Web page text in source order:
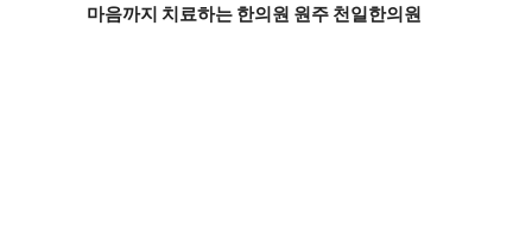
마음까지 치료하는 한의원 원주 천일한의원